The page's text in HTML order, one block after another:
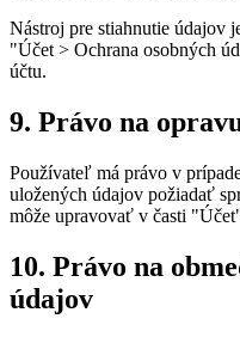
Nástroj pre stiahnutie údajov
"Účet > Ochrana osobných
účtu.
9. Právo na
Používateľ má právo v
uložených údajov požiadať
môže upravovať v časti
10. Právo na
údajov